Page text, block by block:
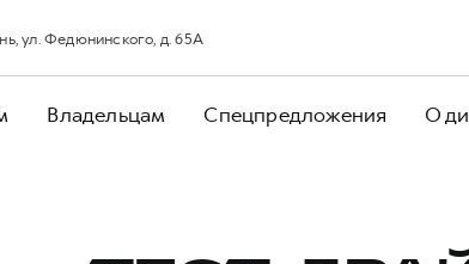
ул. Федюнинского, д. 65А
Владельцам Спецпредложения О